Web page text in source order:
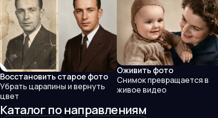
Восстановить старое фото
Убрать царапины и вернуть
цвет
Оживить фото
Снимок превращается в
живое видео
Каталог по направлениям